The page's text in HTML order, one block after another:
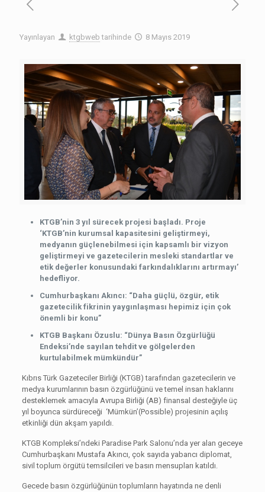
Yayınlayan ktgbweb tarihinde 8 Mayıs 2019
KTGB’nin 3 yıl sürecek projesi başladı. Proje
‘KTGB’nin kurumsal kapasitesini geliştirmeyi,
medyanın güçlenebilmesi için kapsamlı bir vizyon
geliştirmeyi ve gazetecilerin mesleki standartlar ve
etik değerler konusundaki farkındalıklarını artırmayı’
hedefliyor.
Cumhurbaşkanı Akıncı: “Daha güçlü, özgür, etik
gazetecilik fikrinin yaygınlaşması hepimiz için çok
önemli bir konu”
KTGB Başkanı Özuslu: “Dünya Basın Özgürlüğü
Endeksi’nde sayılan tehdit ve gölgelerden
kurtulabilmek mümkündür”
Kıbrıs Türk Gazeteciler Birliği (KTGB) tarafından gazetecilerin ve
medya kurumlarının basın özgürlüğünü ve temel insan haklarını
desteklemek amacıyla Avrupa Birliği (AB) finansal desteğiyle üç
yıl boyunca sürdüreceği ‘Mümkün’(Possible) projesinin açılış
etkinliği dün akşam yapıldı.
KTGB Kompleksi’ndeki Paradise Park Salonu’nda yer alan geceye
Cumhurbaşkanı Mustafa Akıncı, çok sayıda yabancı diplomat,
sivil toplum örgütü temsilcileri ve basın mensupları katıldı.
Gecede basın özgürlüğünün toplumların hayatında ne denli